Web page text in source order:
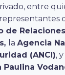
entre
de Relaciones
la Agencia
(ANCI),
Paulina